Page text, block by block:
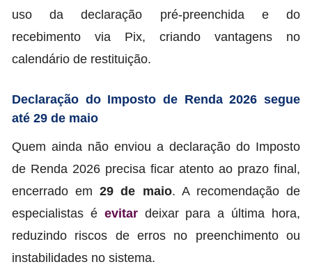
uso da declaração pré-preenchida e do
recebimento via Pix, criando vantagens no
calendário de restituição.
Declaração do Imposto de Renda 2026 segue
até 29 de maio
Quem ainda não enviou a declaração do Imposto
de Renda 2026 precisa ficar atento ao prazo final,
encerrado em29 de maio. A recomendação de
especialistas é evitardeixar para a última hora,
reduzindo riscos de erros no preenchimento ou
instabilidades no sistema.